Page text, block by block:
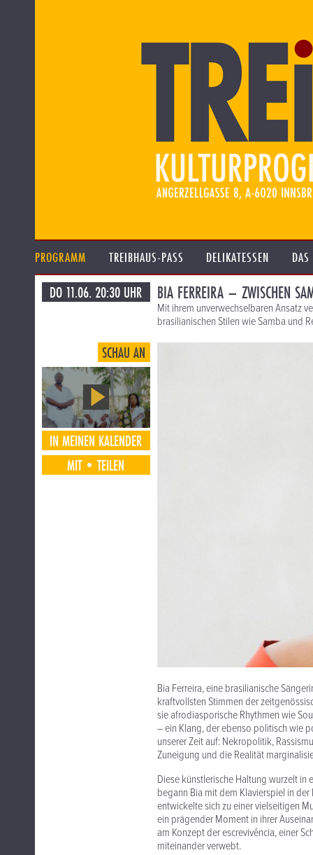
PROGRAMM TREIBHAUS-PASS DELIKATESSEN
DO 11.06. 20:30 UHR BIA FERREIRA – ZWISCHEN
Mit ihrem unverwechselbaren Ansatz
brasilianischen Stilen wie Samba und
SCHAU AN
IN MEINEN KALENDER
MIT•TEILEN
Bia Ferreira, eine brasilianische
kraftvollsten Stimmen der
sie afrodiasporische Rhythmen wie
– ein Klang, der ebenso politisch wie
unserer Zeit auf: Nekropolitik,
Zuneigung und die Realität
Diese künstlerische Haltung wurzelt in
begann Bia mit dem Klavierspiel in
entwickelte sich zu einer vielseitigen
ein prägender Moment in ihrer
am Konzept der escrevivência, einer
miteinander verwebt.